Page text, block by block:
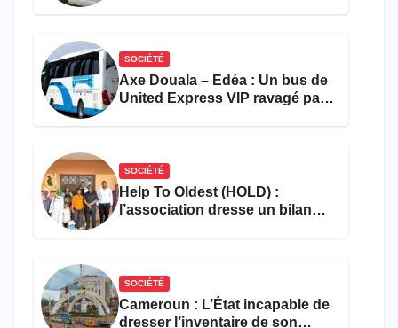
SOCIÉTÉ
Axe Douala – Edéa : Un bus de
United Express VIP ravagé par
SOCIÉTÉ
Help To Oldest (HOLD) :
l’association dresse un bilan
SOCIÉTÉ
Cameroun : L’État incapable de
dresser l’inventaire de son